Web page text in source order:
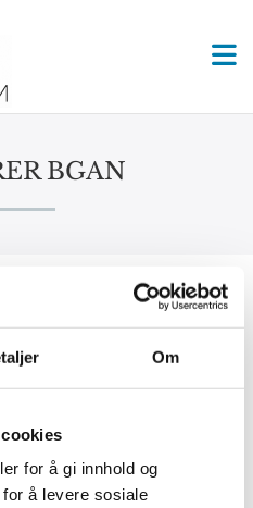
Om
for å gi innhold og
å levere sosiale
BGAN
av tre svært bærbare og lette